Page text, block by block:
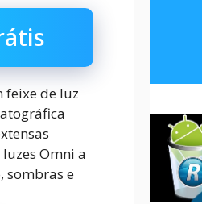
feixe de luz
Omni a
sombras e